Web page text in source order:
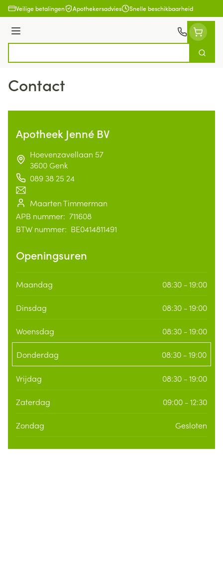
Ga naar de inhoud
Veilige betalingen Apothekersadvies Snelle beschikbaarheid
Menu
Zoek
Contact
Apotheek Jenné BV
address
Hoevenzavellaan 57
3600Genk
Telefoon
089 38 25 24
E-mailadres
Apotheek titularis
Maarten Timmerman
APB nummer
APB nummer: 711608
BTW nummer
BTW nummer: BE0414811491
Openingsuren
Maandag 08:30 - 19:00
Dinsdag 08:30 - 19:00
Woensdag 08:30 - 19:00
Donderdag 08:30 - 19:00
Vrijdag 08:30 - 19:00
Zaterdag 09:00 - 12:30
Zondag Gesloten